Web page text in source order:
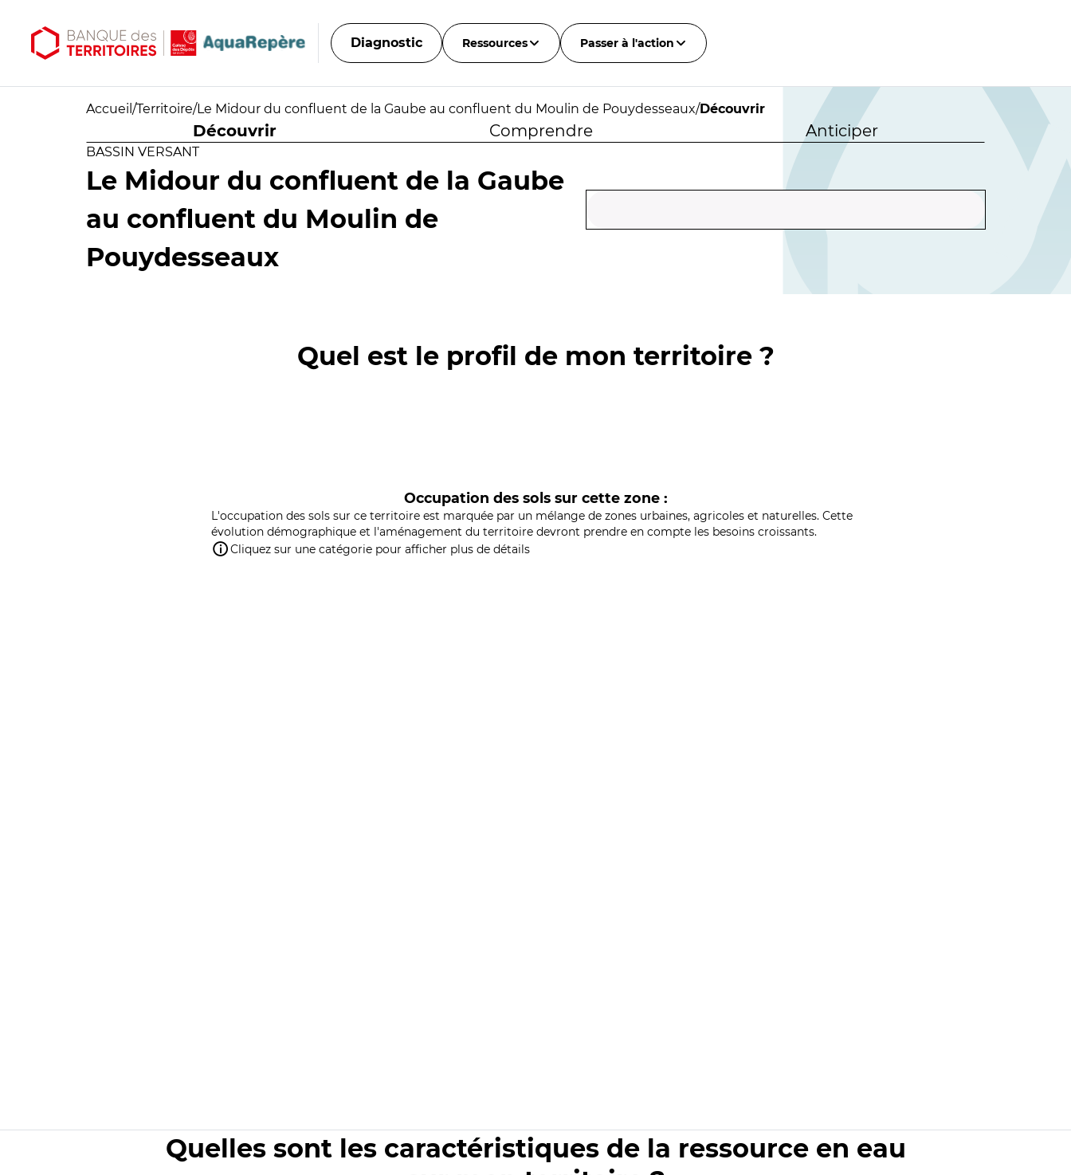
Diagnostic Ressources Passer à l'action
Accueil /Territoire/Le Midour du confluent de la Gaube au confluent du Moulin de Pouydesseaux/Découvrir
Découvrir Comprendre Anticiper
BASSIN VERSANT
Le Midour du confluent de la Gaube
au confluent du Moulin de
Pouydesseaux
Quel est le profil de mon territoire ?
Occupation des sols sur cette zone :
L'occupation des sols sur ce territoire est marquée par un mélange de zones urbaines, agricoles et naturelles. Cette
évolution démographique et l'aménagement du territoire devront prendre en compte les besoins croissants.
Cliquez sur une catégorie pour afficher plus de détails
Quelles sont les caractéristiques de la ressource en eau